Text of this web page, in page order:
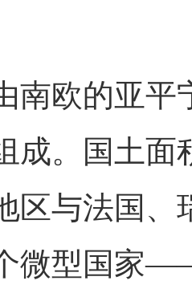
南欧的亚平
成。国土面
区与法国
微型国家